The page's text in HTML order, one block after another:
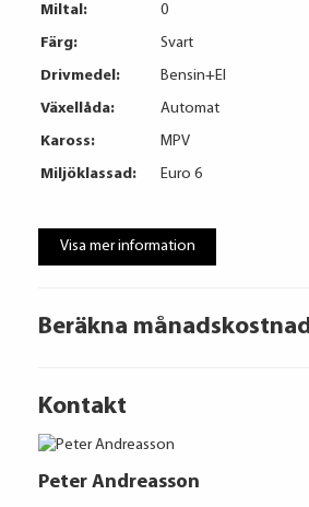
Beräkna månadskostnad
Miltal:
0
Färg:
Svart
Drivmedel:
Bensin+El
Växellåda:
Automat
Kaross:
MPV
Miljöklassad:
Euro 6
Visa mer information
Kontakt
Peter Andreasson